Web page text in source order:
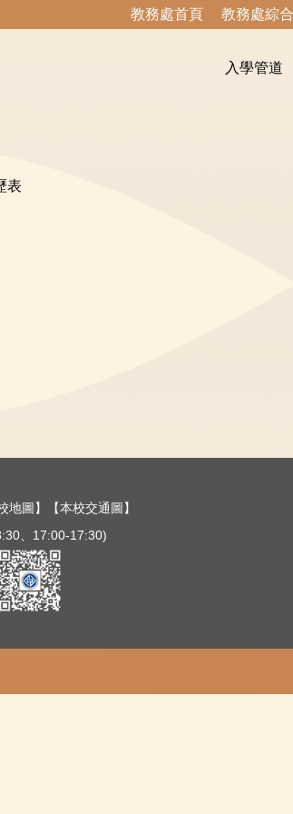
教務處首頁 教務處綜
入學管道
表
地圖】
【本校交通圖】
、17:00-17:30)